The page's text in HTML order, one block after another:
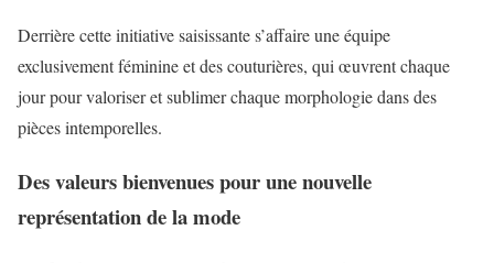
Derrière cette initiative saisissante s’affaire une équipe
exclusivement féminine et des couturières, qui œuvrent chaque
jour pour valoriser et sublimer chaque morphologie dans des
pièces intemporelles.
Des valeurs bienvenues pour une nouvelle
représentation de la mode